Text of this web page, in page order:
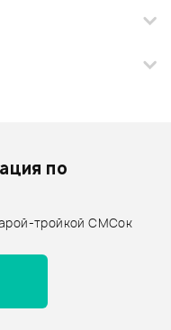
товара и получите
по
тройкой СМСок